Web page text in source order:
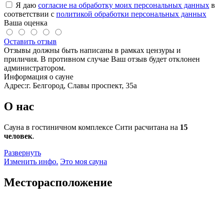
Я даю согласие на обработку моих персональных данных в
соответствии с политикой обработки персональных данных
Ваша оценка
Оставить отзыв
Отзывы должны быть написаны в рамках цензуры и
приличия. В противном случае Ваш отзыв будет отклонен
администратором.
Информация о сауне
Адрес:г. Белгород, Славы проспект, 35а
О нас
Сауна в гостиничном комплексе Сити расчитана на 15
человек.
Развернуть
Изменить инфо. Это моя сауна
Месторасположение